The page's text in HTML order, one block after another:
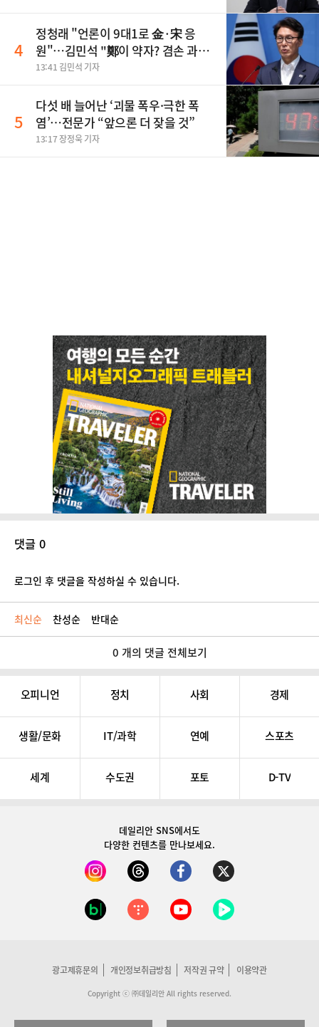
4
정청래 "언론이 9대1로 金·宋 응
원"…김민석 "鄭이 약자? 겸손 과하
다"
13:41 김민석 기자
5
다섯 배 늘어난 ‘괴물 폭우·극한 폭
염’…전문가 “앞으론 더 잦을 것”
13:17 장정욱 기자
댓글 0
로그인 후 댓글을 작성하실 수 있습니다.
최신순 찬성순 반대순
0 개의 댓글 전체보기
오피니언 정치 사회 경제
생활/문화 IT/과학 연예 스포츠
세계 수도권 포토 D-TV
데일리안 SNS에서도
다양한 컨텐츠를 만나보세요.
광고제휴문의 개인정보취급방침 저작권 규약 이용약관
Copyright ⓒ ㈜데일리안 All rights reserved.